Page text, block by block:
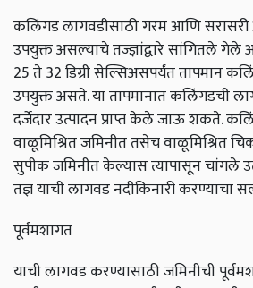
कलिंगड लागवडीसाठी गरम आणि
उपयुक्त असल्याचे तज्ज्ञांद्वारे सांगितले गेले
25 ते 32 डिग्री सेल्सिअसपर्यंत तापमान
उपयुक्त असते. या तापमानात कलिंगडची
दर्जेदार उत्पादन प्राप्त केले जाऊ शकते.
वाळूमिश्रित जमिनीत तसेच वाळूमिश्रित
सुपीक जमिनीत केल्यास त्यापासून चांगले
तज्ञ याची लागवड नदीकिनारी करण्याचा
पूर्वमशागत
याची लागवड करण्यासाठी जमिनीची